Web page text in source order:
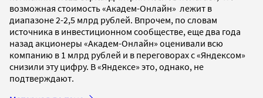
возможная стоимость «Академ-Онлайн» лежит в
диапазоне 2-2,5 млрд рублей. Впрочем, по словам
источника в инвестиционном сообществе, еще два года
назад акционеры «Академ-Онлайн» оценивали всю
компанию в 1 млрд рублей и в переговорах с «Яндексом»
снизили эту цифру. В «Яндексе» это, однако, не
подтверждают.